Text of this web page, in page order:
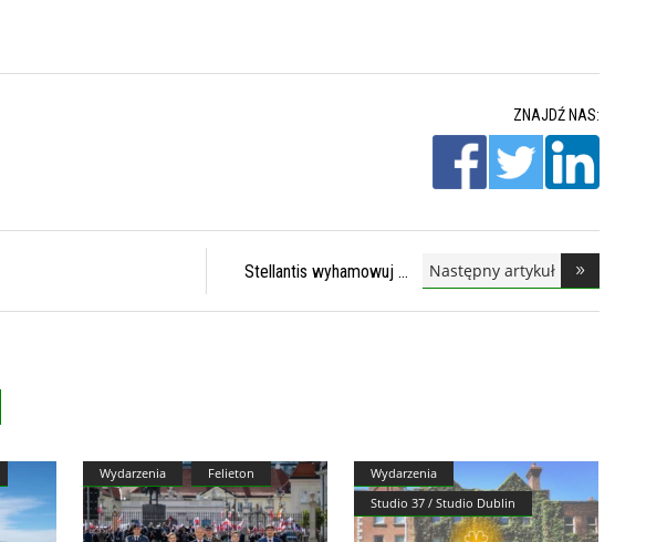
ZNAJDŹ NAS:
Stellantis wyhamowuj Następny artykuł
Wydarzenia Felieton
Wydarzenia
Studio 37 / Studio Dublin